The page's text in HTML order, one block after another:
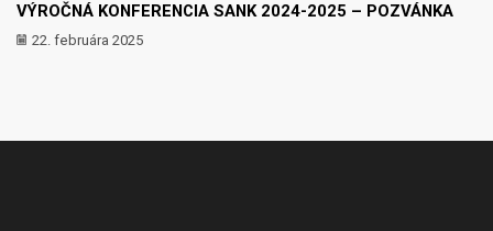
VÝROČNÁ KONFERENCIA SANK 2024-2025 – POZVÁNKA
22. februára 2025